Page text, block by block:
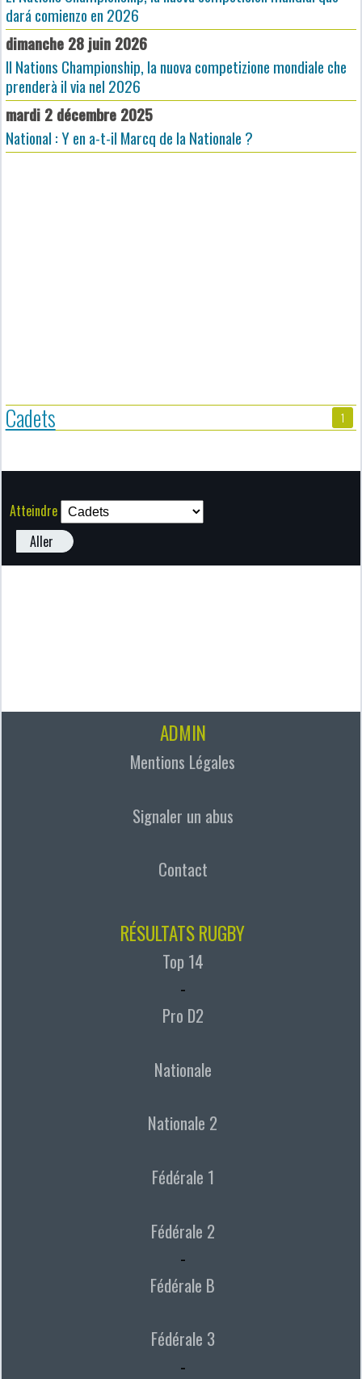
dará comienzo en 2026
dimanche 28 juin 2026
Il Nations Championship, la nuova competizione mondiale che
prenderà il via nel 2026
mardi 2 décembre 2025
National : Y en a-t-il Marcq de la Nationale ?
Cadets 1
Atteindre
Aller
ADMIN
Mentions Légales
Signaler un abus
Contact
RÉSULTATS RUGBY
Top 14
-
Pro D2
Nationale
Nationale 2
Fédérale 1
Fédérale 2
-
Fédérale B
Fédérale 3
-